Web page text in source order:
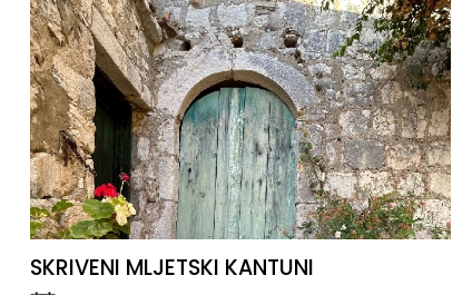
SKRIVENI MLJETSKI KANTUNI